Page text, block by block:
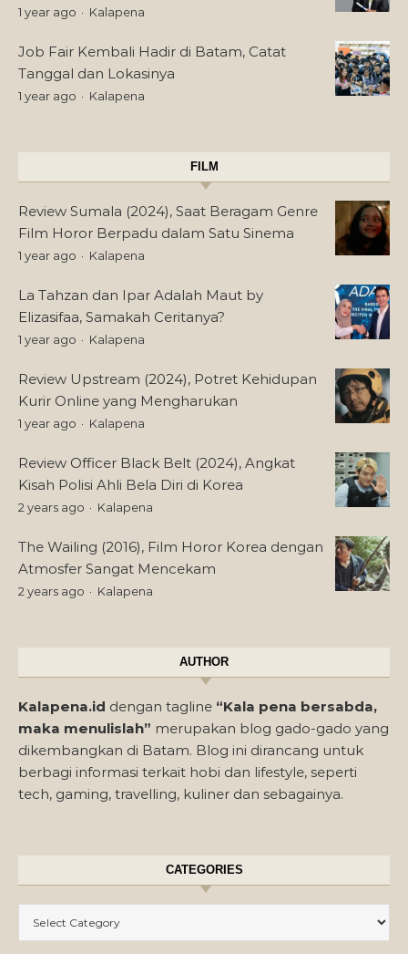
1 year ago Kalapena
Job Fair Kembali Hadir di Batam, Catat
Tanggal dan Lokasinya
1 year ago Kalapena
FILM
Review Sumala (2024), Saat Beragam Genre
Film Horor Berpadu dalam Satu Sinema
1 year ago Kalapena
La Tahzan dan Ipar Adalah Maut by
Elizasifaa, Samakah Ceritanya?
1 year ago Kalapena
Review Upstream (2024), Potret Kehidupan
Kurir Online yang Mengharukan
1 year ago Kalapena
Review Officer Black Belt (2024), Angkat
Kisah Polisi Ahli Bela Diri di Korea
2 years ago Kalapena
The Wailing (2016), Film Horor Korea dengan
Atmosfer Sangat Mencekam
2 years ago Kalapena
AUTHOR
Kalapena.id dengan tagline “Kala pena bersabda,
maka menulislah” merupakan blog gado-gado yang
dikembangkan di Batam. Blog ini dirancang untuk
berbagi informasi terkait hobi dan lifestyle, seperti
tech, gaming, travelling, kuliner dan sebagainya.
CATEGORIES